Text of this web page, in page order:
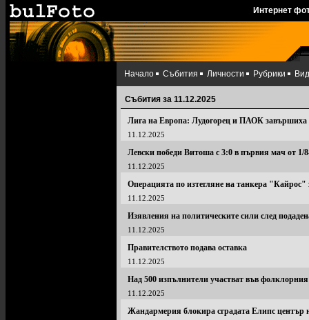
Интернет
Начало Събития Личности Рубрики
Събития за 11.12.2025
Лига на Европа: Лудогорец и ПАОК завършиха
11.12.2025
Левски победи Витоша с 3:0 в първия мач от 1/
11.12.2025
Операцията по изтегляне на танкера
11.12.2025
Изявления на политическите сили след
11.12.2025
Правителството подава оставка
11.12.2025
Над 500 изпълнители участват във
11.12.2025
Жандармерия блокира сградата Елипс център